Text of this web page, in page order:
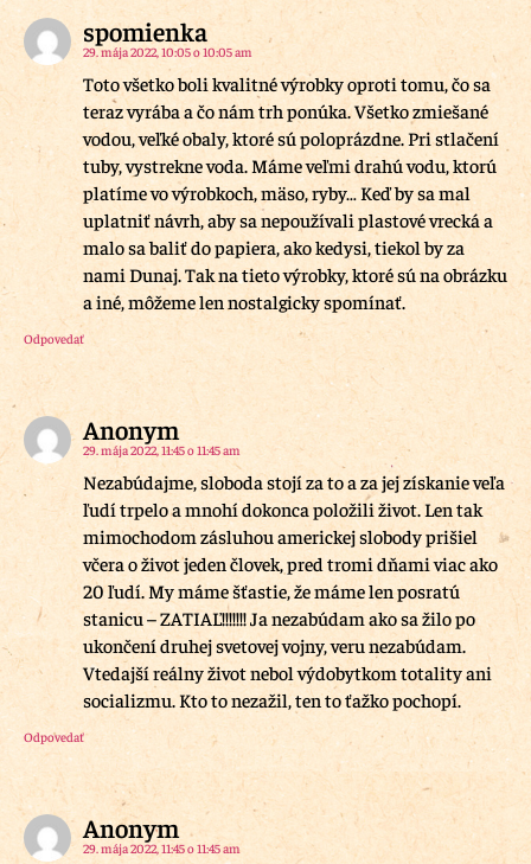
spomienka
29. mája 2022, 10:05 o 10:05 am
Toto všetko boli kvalitné výrobky oproti tomu, čo sa
teraz vyrába a čo nám trh ponúka. Všetko zmiešané
vodou, veľké obaly, ktoré sú poloprázdne. Pri stlačení
tuby, vystrekne voda. Máme veľmi drahú vodu, ktorú
platíme vo výrobkoch, mäso, ryby… Keď by sa mal
uplatniť návrh, aby sa nepoužívali plastové vrecká a
malo sa baliť do papiera, ako kedysi, tiekol by za
nami Dunaj. Tak na tieto výrobky, ktoré sú na obrázku
a iné, môžeme len nostalgicky spomínať.
Odpovedať
Anonym
29. mája 2022, 11:45 o 11:45 am
Nezabúdajme, sloboda stojí za to a za jej získanie veľa
ľudí trpelo a mnohí dokonca položili život. Len tak
mimochodom zásluhou americkej slobody prišiel
včera o život jeden človek, pred tromi dňami viac ako
20 ľudí. My máme šťastie, že máme len posratú
stanicu – ZATIAĽ!!!!!!! Ja nezabúdam ako sa žilo po
ukončení druhej svetovej vojny, veru nezabúdam.
Vtedajší reálny život nebol výdobytkom totality ani
socializmu. Kto to nezažil, ten to ťažko pochopí.
Odpovedať
Anonym
29. mája 2022, 11:45 o 11:45 am